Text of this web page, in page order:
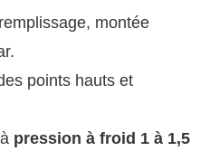
montée
points hauts et
pression à froid 1 à 1,5